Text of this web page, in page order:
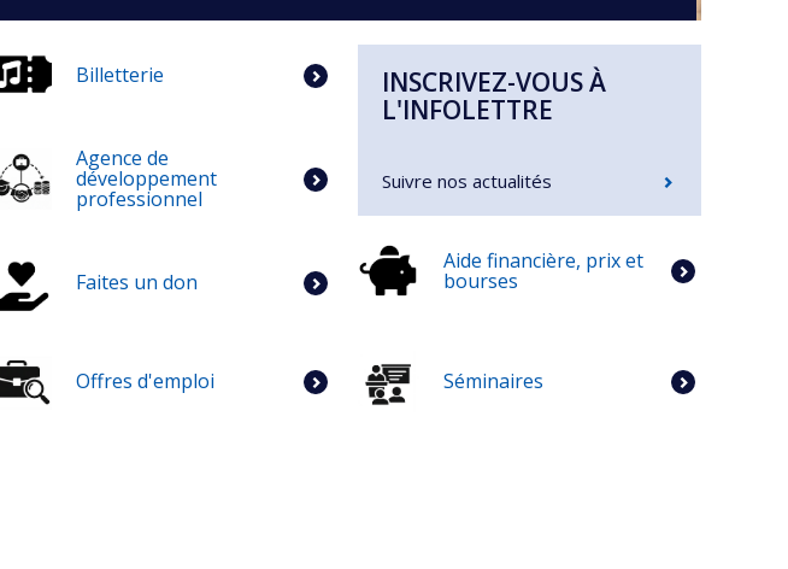
Billetterie
Agence de
développement
professionnel
Faites un don
Offres d'emploi
INSCRIVEZ-VOUS À
L'INFOLETTRE
Suivre nos actualités
Aide financière, prix et
bourses
Séminaires